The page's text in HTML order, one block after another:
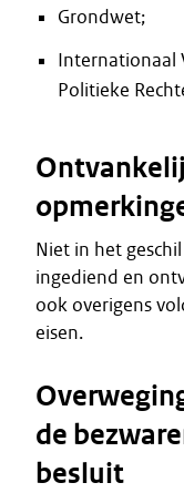
Grondwet;
Internationaal
Politieke
Niet in het
ingediend en
ook overigens
eisen.
de
besluit